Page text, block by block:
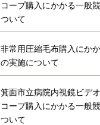
コープ購入にかかる一般
ついて
非常用圧縮毛布購入にか
の実施について
箕面市立病院内視鏡ビデ
コープ購入にかかる一般
ついて